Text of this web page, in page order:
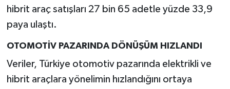
hibrit araç satışları 27 bin 65 adetle yüzde 33,9
paya ulaştı.
OTOMOTİV PAZARINDA DÖNÜŞÜM HIZLANDI
Veriler, Türkiye otomotiv pazarında elektrikli ve
hibrit araçlara yönelimin hızlandığını ortaya